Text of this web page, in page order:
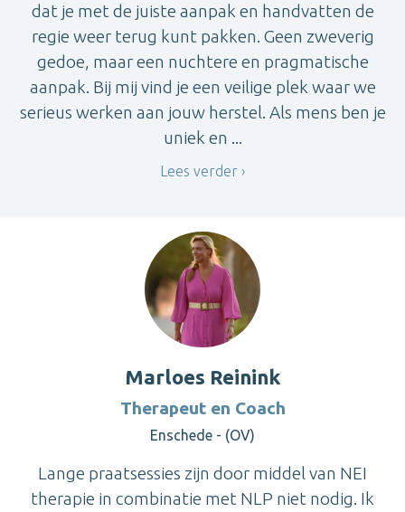
dat je met de juiste aanpak en handvatten de
regie weer terug kunt pakken. Geen zweverig
gedoe, maar een nuchtere en pragmatische
aanpak. Bij mij vind je een veilige plek waar we
serieus werken aan jouw herstel. Als mens ben je
uniek en ...
Lees verder
Marloes Reinink
Therapeut en Coach
Enschede - (OV)
Lange praatsessies zijn door middel van NEI
therapie in combinatie met NLP niet nodig. Ik